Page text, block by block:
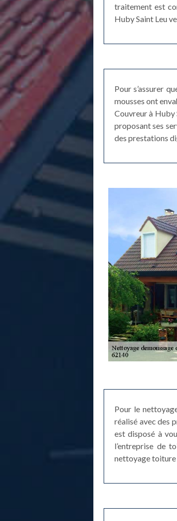
traitement est
Huby Saint Leu
Pour s’assurer
mousses ont
Couvreur à Huby
proposant ses
des prestations
Pour le
réalisé avec des
est disposé à
l’entreprise de
nettoyage toiture